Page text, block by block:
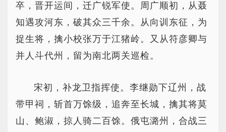
卒，晋开运间，迁广锐军使。周广顺初，从聂
知遇攻河东，破其众三千余。从向训东征，为
捉生将，擒小校张万于江猪岭。又从符彦卿与
并人斗代州，留为南北两关巡检。
宋初，补龙卫指挥使。李继勋下辽州，战
带甲祠，斩首万馀级，追奔至长城，擒其将莫
山、鲍淑，掠人骑二百馀。俄屯潞州，合战三